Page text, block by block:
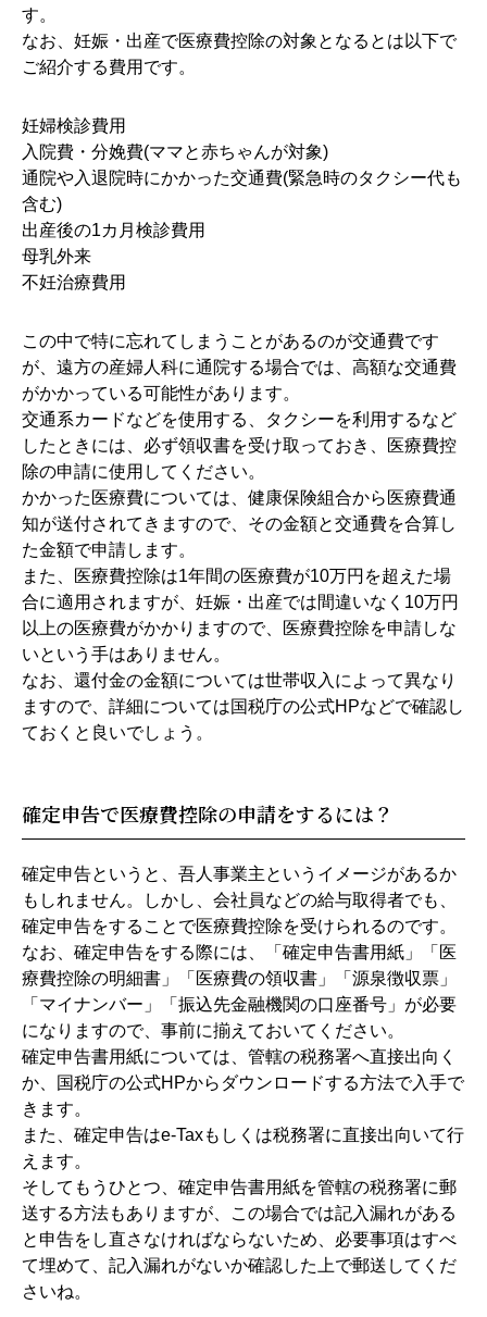
す。
なお、妊娠・出産で医療費控除の対象となるとは以下で
ご紹介する費用です。
妊婦検診費用
入院費・分娩費(ママと赤ちゃんが対象)
通院や入退院時にかかった交通費(緊急時のタクシー代も
含む)
出産後の1カ月検診費用
母乳外来
不妊治療費用
この中で特に忘れてしまうことがあるのが交通費です
が、遠方の産婦人科に通院する場合では、高額な交通費
がかかっている可能性があります。
交通系カードなどを使用する、タクシーを利用するなど
したときには、必ず領収書を受け取っておき、医療費控
除の申請に使用してください。
かかった医療費については、健康保険組合から医療費通
知が送付されてきますので、その金額と交通費を合算し
た金額で申請します。
また、医療費控除は1年間の医療費が10万円を超えた場
合に適用されますが、妊娠・出産では間違いなく10万円
以上の医療費がかかりますので、医療費控除を申請しな
いという手はありません。
なお、還付金の金額については世帯収入によって異なり
ますので、詳細については国税庁の公式HPなどで確認し
ておくと良いでしょう。
確定申告で医療費控除の申請をするには？
確定申告というと、吾人事業主というイメージがあるか
もしれません。しかし、会社員などの給与取得者でも、
確定申告をすることで医療費控除を受けられるのです。
なお、確定申告をする際には、「確定申告書用紙」「医
療費控除の明細書」「医療費の領収書」「源泉徴収票」
「マイナンバー」「振込先金融機関の口座番号」が必要
になりますので、事前に揃えておいてください。
確定申告書用紙については、管轄の税務署へ直接出向く
か、国税庁の公式HPからダウンロードする方法で入手で
きます。
また、確定申告はe-Taxもしくは税務署に直接出向いて行
えます。
そしてもうひとつ、確定申告書用紙を管轄の税務署に郵
送する方法もありますが、この場合では記入漏れがある
と申告をし直さなければならないため、必要事項はすべ
て埋めて、記入漏れがないか確認した上で郵送してくだ
さいね。